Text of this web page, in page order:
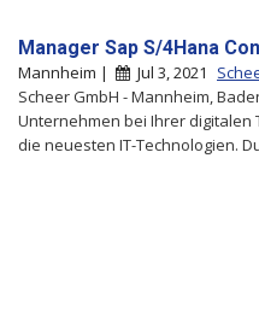
Manager Sap S/4Hana
Mannheim | Jul 3, 2021
Scheer GmbH - Mannheim,
Unternehmen bei Ihrer
die neuesten IT-Technologien.